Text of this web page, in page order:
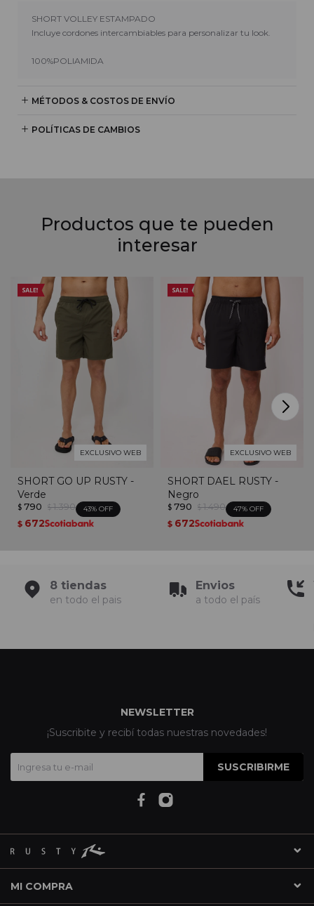
SHORT VOLLEY ESTAMPADO
Incluye cordones intercambiables para personalizar tu look.
100%POLIAMIDA
MÉTODOS & COSTOS DE ENVÍO
POLÍTICAS DE CAMBIOS
Productos que te pueden
interesar
EXCLUSIVO WEB
SHORT GO UP RUSTY -
Verde
$ 790 $ 1.390 43
$ 672
EXCLUSIVO WEB
SHORT DAEL RUSTY -
Negro
$ 790 $ 1.490 47
$ 672
8 tiendas
en todo el pais
Envios
a todo el país
MI COMPRA
NEWSLETTER
¡Suscribite y recibí todas nuestras novedades!
SUSCRIBIRME